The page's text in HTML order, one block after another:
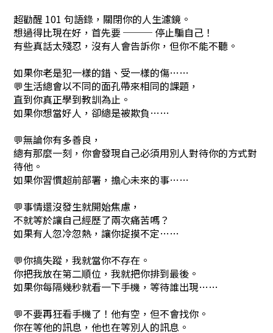
超勸醒 101 句語錄，關閉你的人生濾鏡。
想過得比現在好，首先要 ─── 停止騙自己！
有些真話太殘忍，沒有人會告訴你，但你不能不聽。
如果你老是犯一樣的錯、受一樣的傷……
💬生活總會以不同的面孔帶來相同的課題，
直到你真正學到教訓為止。
如果你想當好人，卻總是被欺負……
💬無論你有多善良，
總有那麼一刻，你會發現自己必須用別人對待你的方式對
待他。
如果你習慣超前部署，擔心未來的事……
💬事情還沒發生就開始焦慮，
不就等於讓自己經歷了兩次痛苦嗎？
如果有人忽冷忽熱，讓你捉摸不定……
💬你搞失蹤，我就當你不存在。
你把我放在第二順位，我就把你排到最後。
如果你每隔幾秒就看一下手機，等待誰出現……
💬不要再狂看手機了！他有空，但不會找你。
你在等他的訊息，他也在等別人的訊息。